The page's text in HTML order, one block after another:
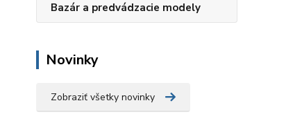
Bazár a predvádzacie modely
Novinky
Zobraziť všetky novinky